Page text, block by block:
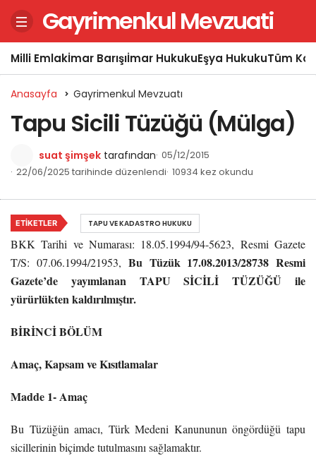
Gayrimenkul Mevzuati
Milli Emlakİmar Barışıİmar HukukuEşya HukukuTüm
Anasayfa Gayrimenkul Mevzuatı
Tapu Sicili Tüzüğü (Mülga)
suat şimşek tarafından 05/12/2015
22/06/2025 tarihinde düzenlendi 10934 kez okundu
BKK Tarihi ve Numarası: 18.05.1994/94-5623, Resmi Gazete
T/S: 07.06.1994/21953,Bu Tüzük 17.08.2013/28738 Resmi
Gazete’de yayımlanan TAPU SİCİLİ TÜZÜĞÜ ile
yürürlükten kaldırılmıştır.
BİRİNCİ BÖLÜM
Amaç, Kapsam ve Kısıtlamalar
Madde 1- Amaç
Bu Tüzüğün amacı, Türk Medeni Kanununun öngördüğü tapu
sicillerinin biçimde tutulmasını sağlamaktır.
ETIKETLER TAPU VE KADASTRO HUKUKU